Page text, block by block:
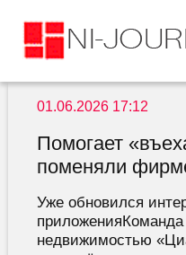
01.06.2026 17:12
Помогает
поменяли
Уже обновился
недвижимостью